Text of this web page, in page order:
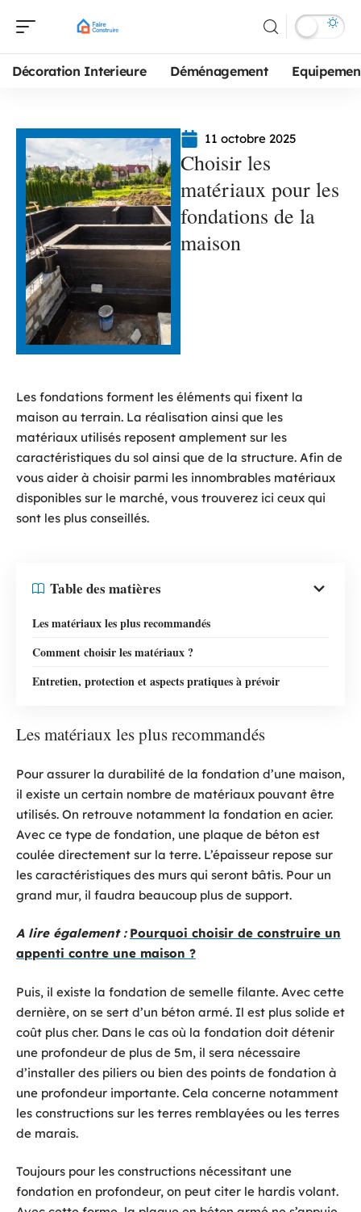
Décoration Interieure Déménagement
11 octobre 2025
Choisir les
matériaux pour les
fondations de la
maison
Les fondations forment les éléments qui fixent la
maison au terrain. La réalisation ainsi que les
matériaux utilisés reposent amplement sur les
caractéristiques du sol ainsi que de la structure. Afin de
vous aider à choisir parmi les innombrables matériaux
disponibles sur le marché, vous trouverez ici ceux qui
sont les plus conseillés.
Table des matières
Les matériaux les plus recommandés
Comment choisir les matériaux ?
Entretien, protection et aspects pratiques à prévoir
Les matériaux les plus recommandés
Pour assurer la durabilité de la fondation d’une maison,
il existe un certain nombre de matériaux pouvant être
utilisés. On retrouve notamment la fondation en acier.
Avec ce type de fondation, une plaque de béton est
coulée directement sur la terre. L’épaisseur repose sur
les caractéristiques des murs qui seront bâtis. Pour un
grand mur, il faudra beaucoup plus de support.
A lire également : Pourquoi choisir de construire un
appenti contre une maison ?
Puis, il existe la fondation de semelle filante. Avec cette
dernière, on se sert d’un béton armé. Il est plus solide et
coût plus cher. Dans le cas où la fondation doit détenir
une profondeur de plus de 5m, il sera nécessaire
d’installer des piliers ou bien des points de fondation à
une profondeur importante. Cela concerne notamment
les constructions sur les terres remblayées ou les terres
de marais.
Toujours pour les constructions nécessitant une
fondation en profondeur, on peut citer le hardis volant.